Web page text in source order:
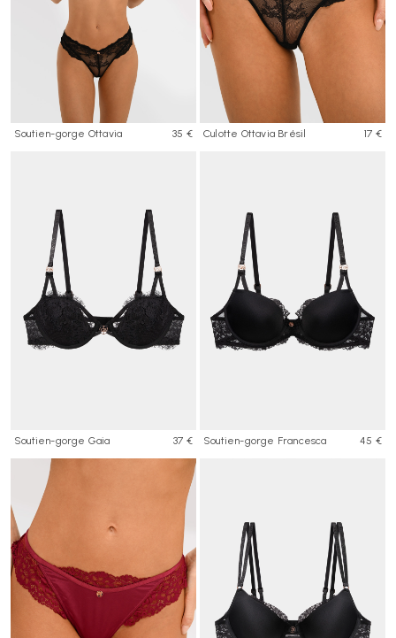
Soutien-gorge Ottavia 35 € Culotte Ottavia Brésil 17 €
Soutien-gorge Gaia 37 € Soutien-gorge Francesca 45 €